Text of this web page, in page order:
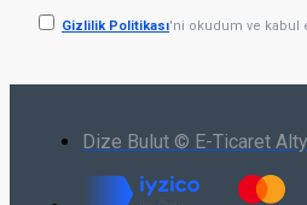
Gizlilik Politikası'ni okudum ve kabul
Dize Bulut © E-Ticaret